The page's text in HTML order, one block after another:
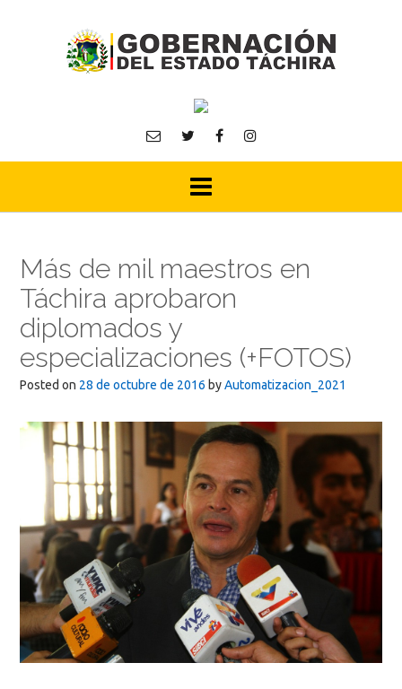
Más de mil maestros en
Táchira aprobaron
diplomados y
especializaciones (+FOTOS)
Posted on 28 de octubre de 2016 byAutomatizacion_2021